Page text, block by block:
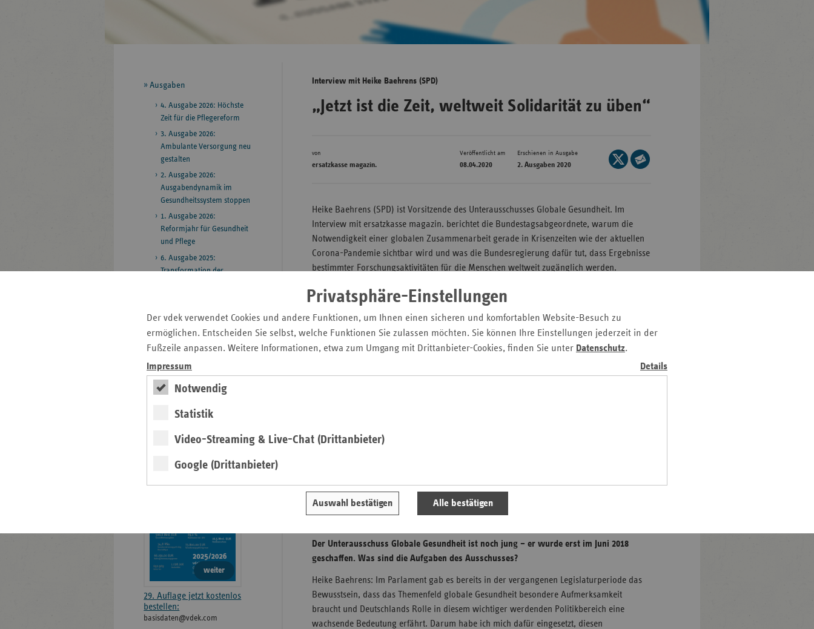
Privatsphäre-Einstellungen
Der vdek verwendet Cookies und andere Funktionen, um Ihnen einen sicheren und komfortablen Website-Besuch zu
ermöglichen. Entscheiden Sie selbst, welche Funktionen Sie zulassen möchten. Sie können Ihre Einstellungen jederzeit in der
Fußzeile anpassen. Weitere Informationen, etwa zum Umgang mit Drittanbieter-Cookies, finden Sie unter Datenschutz.
Impressum
Details
Notwendig
Statistik
Video-Streaming & Live-Chat (Drittanbieter)
Google (Drittanbieter)
Auswahl bestätigen Alle bestätigen
Bremen
Hessen
Niedersachsen
Nordrhein-
Rheinland-
Sachsen
Sachsen-
Schleswig-
Interview mit Heike Baehrens (SPD)
„Jetzt ist die Zeit, weltweit Solidarität zu üben“
von
ersatzkasse magazin.
Veröffentlicht am
08.04.2020
Erschienen in Ausgabe
2. Ausgaben 2020
Seite
auf
Heike Baehrens (SPD) ist Vorsitzende des Unterausschusses Globale Gesundheit. Im
Interview mit ersatzkasse magazin. berichtet die Bundestagsabgeordnete, warum die
Notwendigkeit einer globalen Zusammenarbeit gerade in Krisenzeiten wie der aktuellen
Corona-Pandemie sichtbar wird und was die Bundesregierung dafür tut, dass Ergebnisse
bestimmter Forschungsaktivitäten für die Menschen weltweit zugänglich werden.
Der Unterausschuss Globale Gesundheit ist noch jung – er wurde erst im Juni 2018
geschaffen. Was sind die Aufgaben des Ausschusses?
Heike Baehrens: Im Parlament gab es bereits in der vergangenen Legislaturperiode das
Bewusstsein, dass das Themenfeld globale Gesundheit besondere Aufmerksamkeit
braucht und Deutschlands Rolle in diesem wichtiger werdenden Politikbereich eine
wachsende Bedeutung erfährt. Darum habe ich mich dafür eingesetzt, diesen
Seitennavigation
Ausgaben
4. Ausgabe 2026: Höchste
Zeit für die Pflegereform
3. Ausgabe 2026:
Ambulante Versorgung neu
gestalten
2. Ausgabe 2026:
Ausgabendynamik im
Gesundheitssystem stoppen
1. Ausgabe 2026:
Reformjahr für Gesundheit
und Pflege
6. Ausgabe 2025:
Transformation der
Archiv
Impressum Magazin
Informationen
erschienen
Broschüre
weiter
29. Auflage jetzt kostenlos
bestellen:
basisdaten@vdek.com